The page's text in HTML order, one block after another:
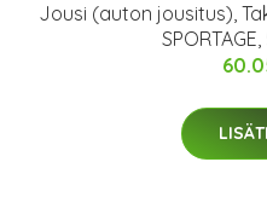
Jousi (auton jousitus),